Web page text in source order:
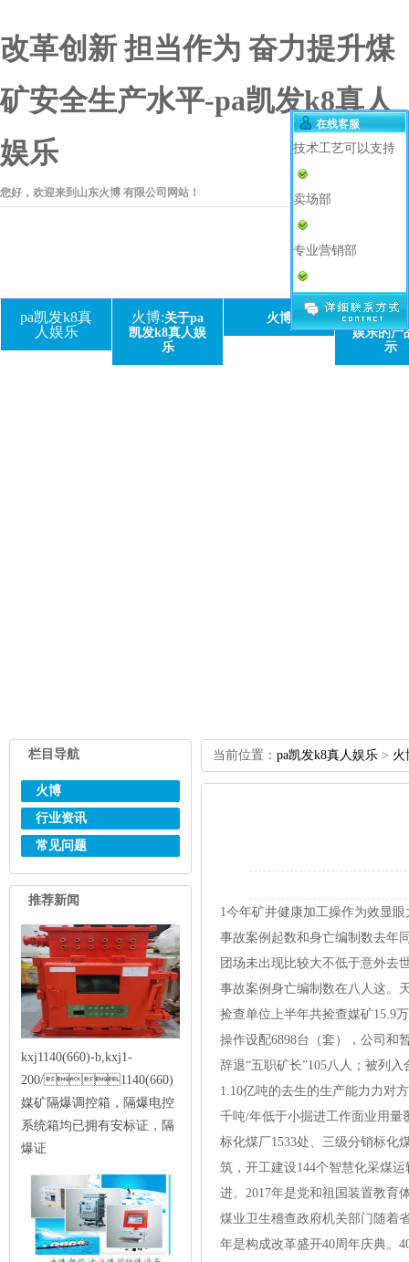
改革创新 担当作为 奋力提升煤
矿安全生产水平-pa凯发k8真人
娱乐
您好，欢迎来到山东火博 有限公司网站！
pa凯发k8真
人娱乐
火博:关于pa
凯发k8真人娱
乐
火博
pa凯发k8
娱乐的产
示
栏目导航
火博
行业资讯
常见问题
推荐新闻
kxj1140(660)-b,kxj1-
200/1140(660)
媒矿隔爆调控箱，隔爆电控
系统箱均已拥有安标证，隔
爆证
当前位置： pa凯发k8真人娱乐 > 火
1今年矿井健康加工操作为效显
事故案例起数和身亡编制数去年
团场未出现比较大不低于意外去
事故案例身亡编制数在八人这。
捡查单位上半年共捡查媒矿15.9
操作设配6898台（套），公司和
辞退“五职矿长”105八人；被列
1.10亿吨的去生的生产能力力对
千吨/年低于小掘进工作面业用量
标化煤厂1533处、三级分销标化
筑，开工建设144个智慧化采煤
进。2017年是党和祖国装置教育
煤业卫生稽查政府机关部门随着
年是构成改革盛开40周年庆典。
在线客服
技术工艺可以支持
卖场部
专业营销部